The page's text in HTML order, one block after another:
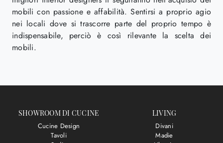
mobili con passione e affabilità. Sentirsi a proprio agio
nei locali dove si trascorre parte del proprio tempo è
indispensabile, perciò è così rilevante la scelta dei
mobili.
SHOWROOM DI CUCINE
Cucine Design
Tavoli
LIVING
Divani
Madie